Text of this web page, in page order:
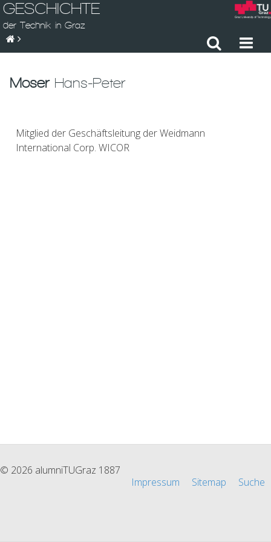
GESCHICHTE
der Technik in Graz
MoserHans-Peter
Mitglied der Geschäftsleitung der Weidmann
International Corp. WICOR
© 2026 alumniTUGraz 1887
Impressum
Sitemap Suche